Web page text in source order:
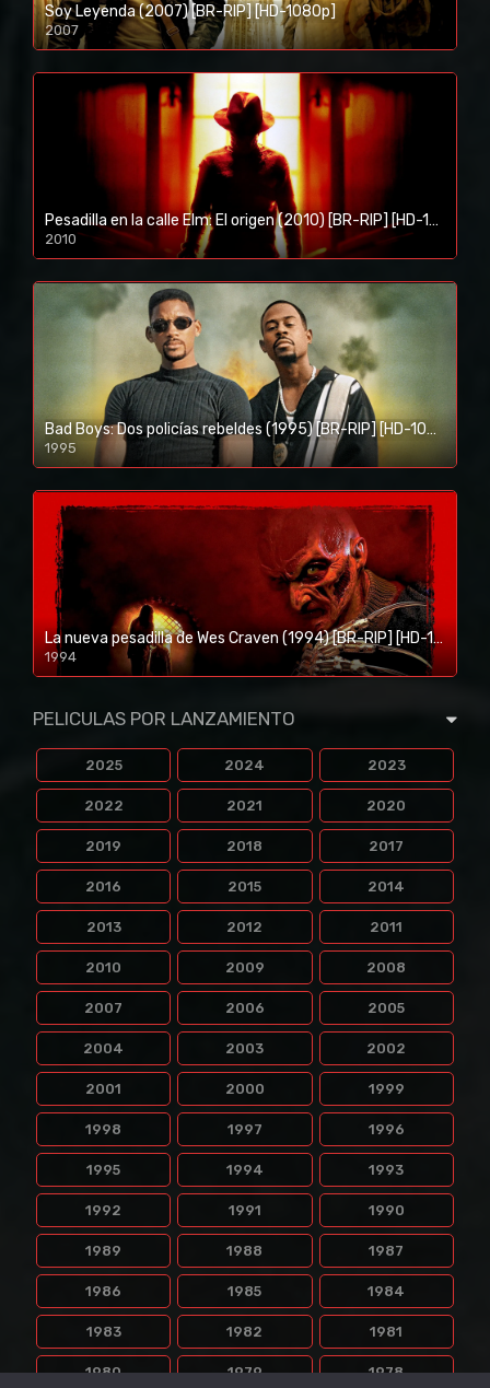
Soy Leyenda (2007) [BR-RIP] [HD-1080p]
2007
1080p/720p
Pesadilla en la calle Elm: El origen (2010) [BR-RIP] [HD-1080p]
2010
1080p/720p
Bad Boys: Dos policías rebeldes (1995) [BR-RIP] [HD-1080p]
1995
1080p/720p
La nueva pesadilla de Wes Craven (1994) [BR-RIP] [HD-1080p]
1994
1080p/720p
PELICULAS POR LANZAMIENTO
2025 2024 2023
2022 2021 2020
2019 2018 2017
2016 2015 2014
2013 2012 2011
2010 2009 2008
2007 2006 2005
2004 2003 2002
2001 2000 1999
1998 1997 1996
1995 1994 1993
1992 1991 1990
1989 1988 1987
1986 1985 1984
1983 1982 1981
1980 1979 1978